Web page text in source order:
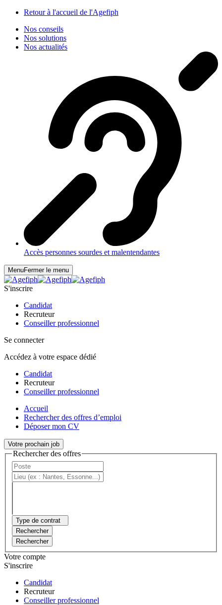
Retour à l'accueil de l'Agefiph
Nos conseils
Nos solutions
Nos actualités
Accès personnes sourdes et malentendantes
MenuFermer le menu
S'inscrire
Candidat
Recruteur
Conseiller professionnel
Se connecter
Accédez à votre espace dédié
Candidat
Recruteur
Conseiller professionnel
Accueil
Rechercher des offres d’emploi
Déposer mon CV
Votre prochain job
Rechercher des offres
Type de contrat
Rechercher
Rechercher
Votre compte
S'inscrire
Candidat
Recruteur
Conseiller professionnel